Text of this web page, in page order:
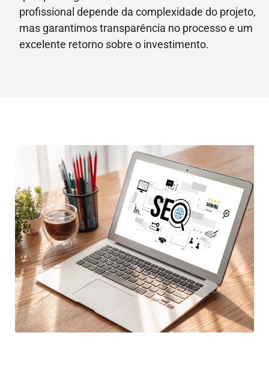
profissional depende da complexidade do projeto,
mas garantimos transparência no processo e um
excelente retorno sobre o investimento.